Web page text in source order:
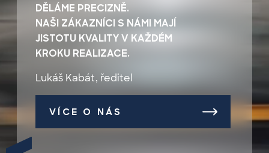
DĚLÁME PRECIZNĚ.
NAŠI ZÁKAZNÍCI S NÁMI MAJÍ
JISTOTU KVALITY V KAŽDÉM
KROKU REALIZACE.
Lukáš Kabát, ředitel
VÍCE O NÁS